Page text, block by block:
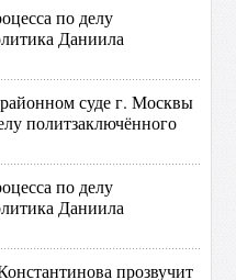
по делу
Даниила
суде г. Москвы
политзаключённого
по делу
Даниила
прозвучит